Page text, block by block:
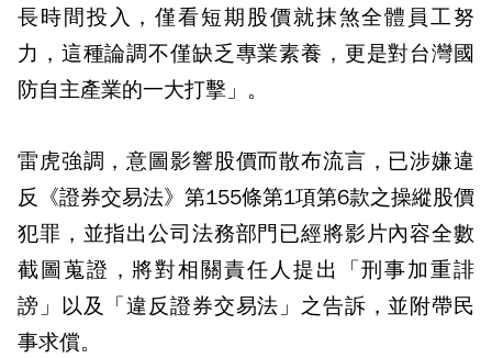
長時間投入，僅看短期股價就抹煞全體員工努
力，這種論調不僅缺乏專業素養，更是對台灣國
防自主產業的一大打擊」。
雷虎強調，意圖影響股價而散布流言，已涉嫌違
反《證券交易法》第155條第1項第6款之操縱股價
犯罪，並指出公司法務部門已經將影片內容全數
截圖蒐證，將對相關責任人提出「刑事加重誹
謗」以及「違反證券交易法」之告訴，並附帶民
事求償。